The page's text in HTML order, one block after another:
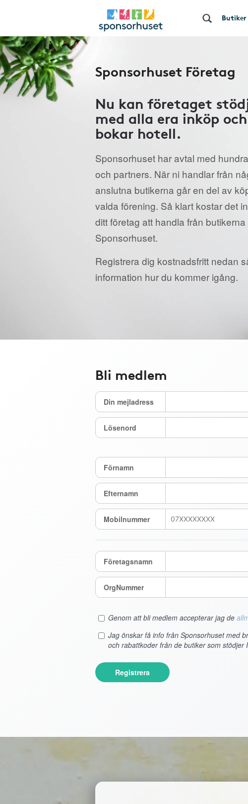
Butiker
Sponsorhuset Företag
Nu kan företaget
med alla era inköp
bokar hotell.
Sponsorhuset har avtal med
och partners. När ni handlar från
anslutna butikerna går en del av
valda förening. Så klart kostar det
ditt företag att handla från butikerna
Sponsorhuset.
Registrera dig kostnadsfritt nedan
information hur du kommer igång.
Bli medlem
Din mejladress
Lösenord
Förnamn
Efternamn
Mobilnummer
Företagsnamn
OrgNummer
Genom att bli medlem accepterar jag de
Jag önskar få info från Sponsorhuset med
och rabattkoder från de butiker som stödjer
Registrera